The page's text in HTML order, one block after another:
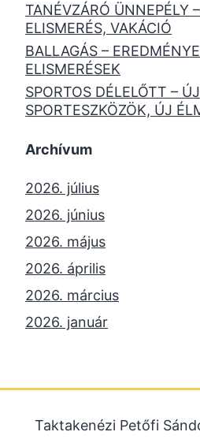
TANÉVZÁRÓ ÜNNEPÉLY
ELISMERÉS, VAKÁCIÓ
BALLAGÁS –
ELISMERÉSEK
SPORTOS DÉLELŐTT – ÚJ
SPORTESZKÖZÖK, ÚJ
Archívum
2026. július
2026. június
2026. május
2026. április
2026. március
2026. január
2025. július
Taktakenézi Petőfi